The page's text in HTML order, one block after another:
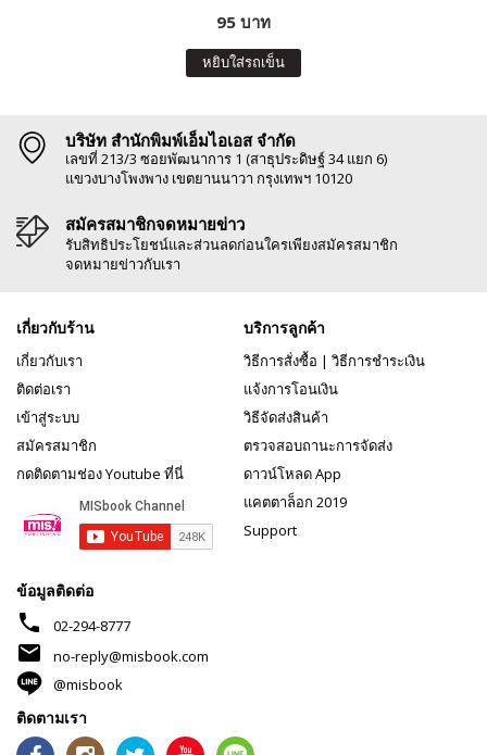
95 บาท
หยิบใส่รถเข็น
บริษัท สำนักพิมพ์เอ็มไอเอส จำกัด
เลขที่ 213/3 ซอยพัฒนาการ 1 (สาธุประดิษฐ์ 34 แยก 6)
แขวงบางโพงพาง เขตยานนาวา กรุงเทพฯ 10120
สมัครสมาชิกจดหมายข่าว
รับสิทธิประโยชน์และส่วนลดก่อนใครเพียงสมัครสมาชิก
จดหมายข่าวกับเรา
เกี่ยวกับร้าน
เกี่ยวกับเรา
ติดต่อเรา
เข้าสู่ระบบ
สมัครสมาชิก
กดติดตามช่อง Youtube ที่นี่
บริการลูกค้า
วิธีการสั่งซื้อ | วิธีการชำระเงิน
แจ้งการโอนเงิน
วิธีจัดส่งสินค้า
ตรวจสอบถานะการจัดส่ง
ดาวน์โหลด App
แคตตาล็อก 2019
Support
ข้อมูลติดต่อ
phone 02-294-8777
mail
no-reply@misbook.com
@misbook
ติดตามเรา